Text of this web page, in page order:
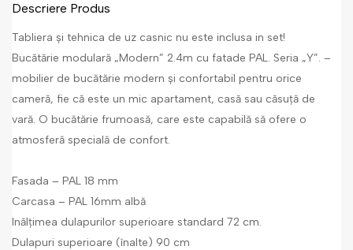
Descriere Produs
Tabliera și tehnica de uz casnic nu este inclusa in set!
Bucătărie modulară „Modern” 2.4m cu fatade PAL. Seria „Y”. –
mobilier de bucătărie modern și confortabil pentru orice
cameră, fie că este un mic apartament, casă sau căsuță de
vară. O bucătărie frumoasă, care este capabilă să ofere o
atmosferă specială de confort.
Fasada – PAL 18 mm
Carcasa – PAL 16mm albă
Inălțimea dulapurilor superioare standard 72 cm.
Dulapuri superioare (înalte) 90 cm